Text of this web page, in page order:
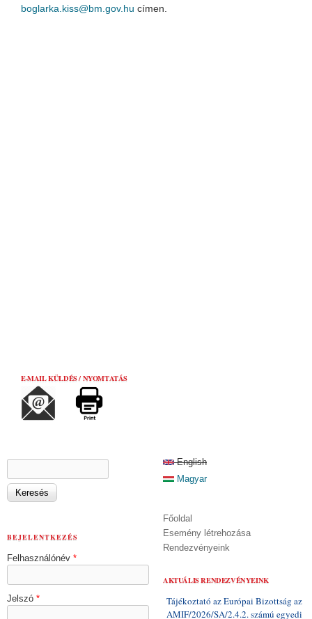
boglarka.kiss@bm.gov.hu címen.
E-MAIL KÜLDÉS / NYOMTATÁS
KERESÉS ŰRLAP
BEJELENTKEZÉS
Felhasználónév *
Jelszó *
English
Magyar
Főoldal
Esemény létrehozása
Rendezvényeink
AKTUÁLIS RENDEZVÉNYEINK
Tájékoztató az Európai Bizottság az
AMIF/2026/SA/2.4.2. számú egyedi